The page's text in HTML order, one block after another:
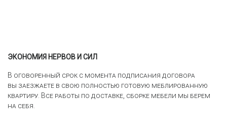
ЭКОНОМИЯ НЕРВОВ И СИЛ
В оговоренный срок с момента подписания договора
вы заезжаете в свою полностью готовую меблированную
квартиру. Все работы по доставке, сборке мебели мы берем
на себя.